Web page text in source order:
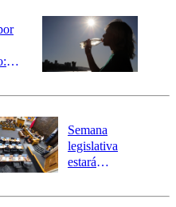
epicentro
en
Semana
legislativa
estará
el fin de la